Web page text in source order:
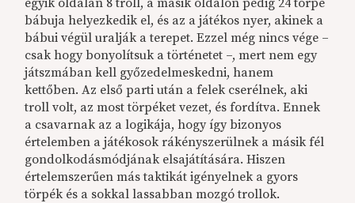
bábuja helyezkedik el, és az a játékos nyer, akinek a
bábui végül uralják a terepet. Ezzel még nincs vége –
csak hogy bonyolítsuk a történetet –, mert nem egy
játszmában kell győzedelmeskedni, hanem
kettőben. Az első parti után a felek cserélnek, aki
troll volt, az most törpéket vezet, és fordítva. Ennek
a csavarnak az a logikája, hogy így bizonyos
értelemben a játékosok rákényszerülnek a másik fél
gondolkodásmódjának elsajátítására. Hiszen
értelemszerűen más taktikát igényelnek a gyors
törpék és a sokkal lassabban mozgó trollok.